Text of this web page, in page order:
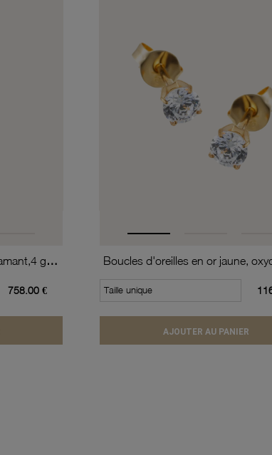
Bague solitaire en or jaune, diamant,4 griffes
758.00 € Taille unique
AJOUTER AU PANIER